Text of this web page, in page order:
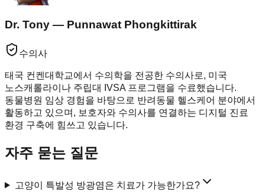
Dr. Tony — Punnawat Phongkittirak
수의사
태국 컨켄대학교에서 수의학을 전공한 수의사로, 미국
노스캐롤라이나 주립대 IVSA 프로그램을 수료했습니다.
동물병원 임상 경험을 바탕으로 반려동물 헬스케어 분야에서
활동하고 있으며, 보호자와 수의사를 연결하는 디지털 진료
환경 구축에 힘쓰고 있습니다.
자주 묻는 질문
고양이 특발성 방광염은 치료가 가능한가요?